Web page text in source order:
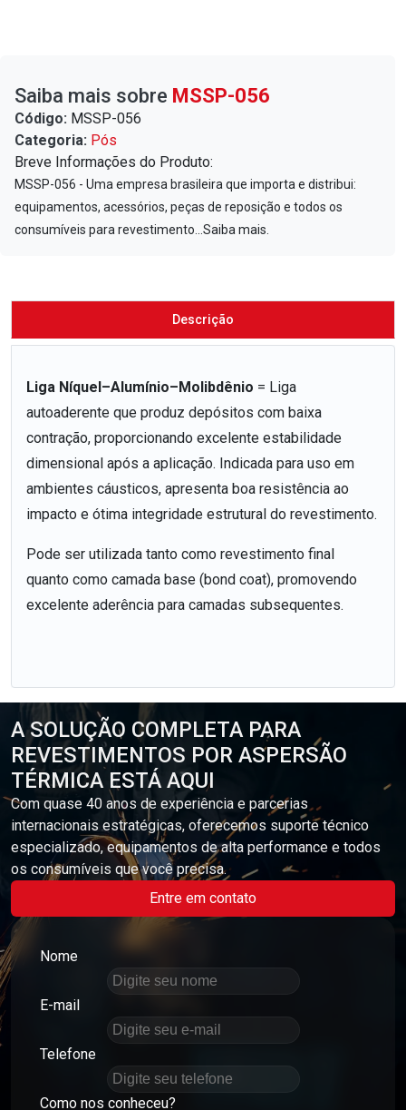
Saiba mais sobre MSSP-056
Código: MSSP-056
Categoria: Pós
Breve Informações do Produto:
MSSP-056 - Uma empresa brasileira que importa e distribui:
equipamentos, acessórios, peças de reposição e todos os
consumíveis para revestimento...Saiba mais.
Descrição
Liga Níquel–Alumínio–Molibdênio = Liga
autoaderente que produz depósitos com baixa
contração, proporcionando excelente estabilidade
dimensional após a aplicação. Indicada para uso em
ambientes cáusticos, apresenta boa resistência ao
impacto e ótima integridade estrutural do revestimento.
Pode ser utilizada tanto como revestimento final
quanto como camada base (bond coat), promovendo
excelente aderência para camadas subsequentes.
A SOLUÇÃO COMPLETA PARA
REVESTIMENTOS POR ASPERSÃO
TÉRMICA ESTÁ AQUI
Com quase 40 anos de experiência e parcerias
internacionais estratégicas, oferecemos suporte técnico
especializado, equipamentos de alta performance e todos
os consumíveis que você precisa.
Entre em contato
Nome
E-mail
Telefone
Como nos conheceu?